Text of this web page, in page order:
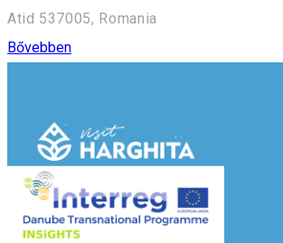
Atid 537005, Romania
Bővebben